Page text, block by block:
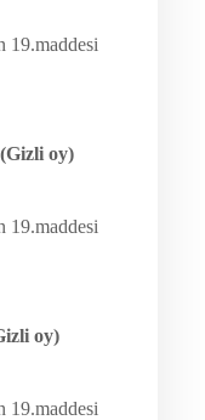
19.maddesi
(Gizli oy)
19.maddesi
oy)
19.maddesi